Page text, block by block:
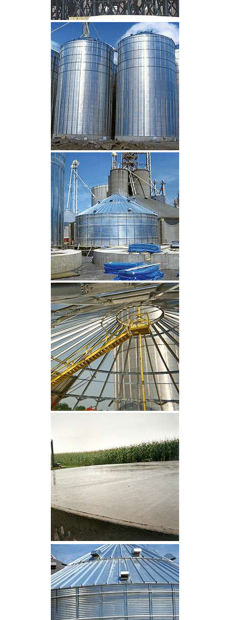
CLIQUEZ POUR AGRANDIR
CLIQUEZ POUR AGRANDIR
CLIQUEZ POUR AGRANDIR
CLIQUEZ POUR AGRANDIR
CLIQUEZ POUR AGRANDIR